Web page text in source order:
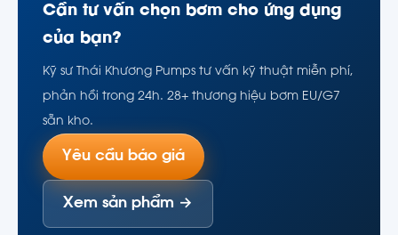
Cần tư vấn chọn bơm cho ứng dụng
của bạn?
Kỹ sư Thái Khương Pumps tư vấn kỹ thuật miễn phí,
phản hồi trong 24h. 28+ thương hiệu bơm EU/G7
sẵn kho.
Yêu cầu báo giá
Xem sản phẩm →